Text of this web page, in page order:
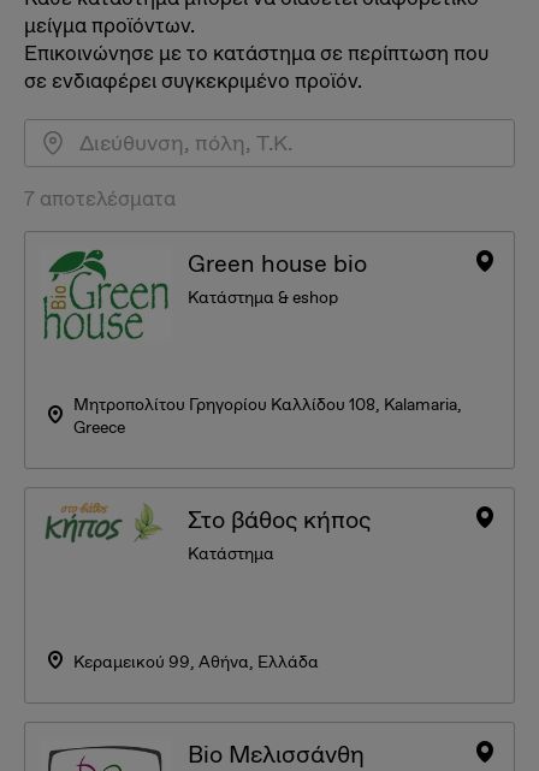
μείγμα προϊόντων.
Επικοινώνησε με το κατάστημα σε περίπτωση που
σε ενδιαφέρει συγκεκριμένο προϊόν.
7 αποτελέσματα
Green house bio
Κατάστημα & eshop
Μητροπολίτου Γρηγορίου Καλλίδου 108, Kalamaria,
Greece
Στο βάθος κήπος
Κατάστημα
Κεραμεικού 99, Αθήνα, Ελλάδα
Bio Μελισσάνθη